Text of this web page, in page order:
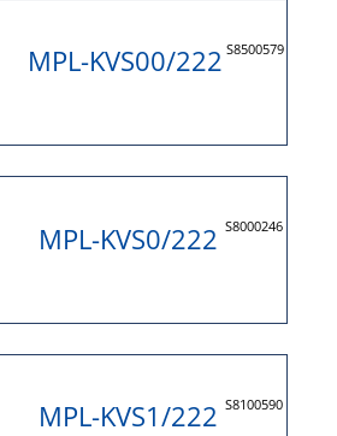
MPL-KVS00/222 S8500579
MPL-KVS0/222 S8000246
MPL-KVS1/222 S8100590